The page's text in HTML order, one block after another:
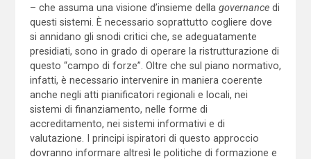
– che assuma una visione d’insieme della governancedi
questi sistemi. È necessario soprattutto cogliere dove
si annidano gli snodi critici che, se adeguatamente
presidiati, sono in grado di operare la ristrutturazione di
questo “campo di forze”. Oltre che sul piano normativo,
infatti, è necessario intervenire in maniera coerente
anche negli atti pianificatori regionali e locali, nei
sistemi di finanziamento, nelle forme di
accreditamento, nei sistemi informativi e di
valutazione. I principi ispiratori di questo approccio
dovranno informare altresì le politiche di formazione e